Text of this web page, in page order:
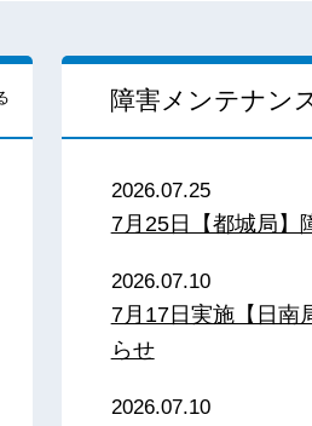
障害メンテナン
2026.07.25
7月25日【都城局】
2026.07.10
7月17日実施【日南
らせ
2026.07.10